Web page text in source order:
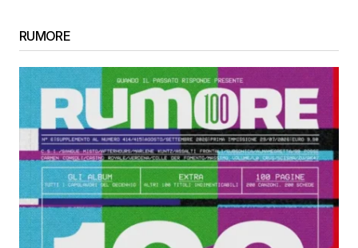
RUMORE